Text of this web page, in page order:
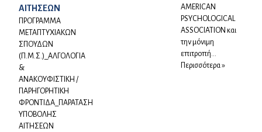
ΑΙΤΗΣΕΩΝ
ΠΡΟΓΡΑΜΜΑ
ΜΕΤΑΠΤΥΧΙΑΚΩΝ
ΣΠΟΥΔΩΝ
(Π.Μ.Σ.)_ΑΛΓΟΛΟΓΙΑ
&
ΑΝΑΚΟΥΦΙΣΤΙΚΗ /
ΠΑΡΗΓΟΡΗΤΙΚΗ
ΦΡΟΝΤΙΔΑ_ΠΑΡΑΤΑΣΗ
ΥΠΟΒΟΛΗΣ
ΑΙΤΗΣΕΩΝ
AMERICAN
PSYCHOLOGICAL
ASSOCIATION και
την μόνιμη
επιτροπή...
Περισσότερα »